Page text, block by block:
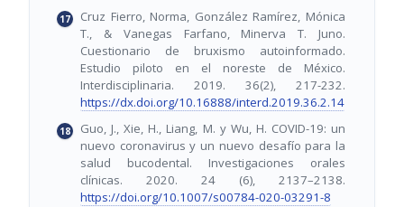
Cruz Fierro, Norma, González Ramírez, Mónica
T., & Vanegas Farfano, Minerva T. Juno.
Cuestionario de bruxismo autoinformado.
Estudio piloto en el noreste de México.
Interdisciplinaria. 2019. 36(2), 217-232.
https://dx.doi.org/10.16888/interd.2019.36.2.14
Guo, J., Xie, H., Liang, M. y Wu, H. COVID-19: un
nuevo coronavirus y un nuevo desafío para la
salud bucodental. Investigaciones orales
clínicas. 2020. 24 (6), 2137–2138.
https://doi.org/10.1007/s00784-020-03291-8